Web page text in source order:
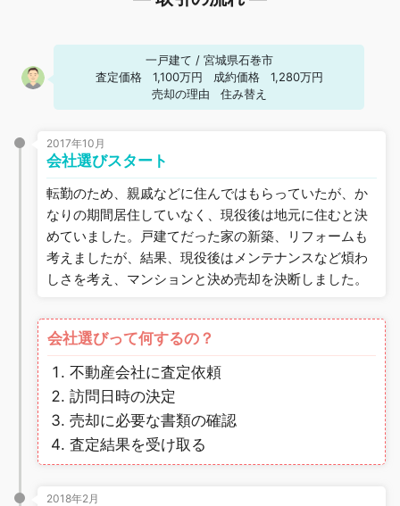
一戸建て / 宮城県石巻市
査定価格
1,100万円 成約価格
1,280万円
売却の理由
住み替え
2017年10月
会社選びスタート
転勤のため、親戚などに住んではもらっていたが、か
なりの期間居住していなく、現役後は地元に住むと決
めていました。戸建てだった家の新築、リフォームも
考えましたが、結果、現役後はメンテナンスなど煩わ
しさを考え、マンションと決め売却を決断しました。
会社選びって何するの？
不動産会社に査定依頼
訪問日時の決定
売却に必要な書類の確認
査定結果を受け取る
2018年2月